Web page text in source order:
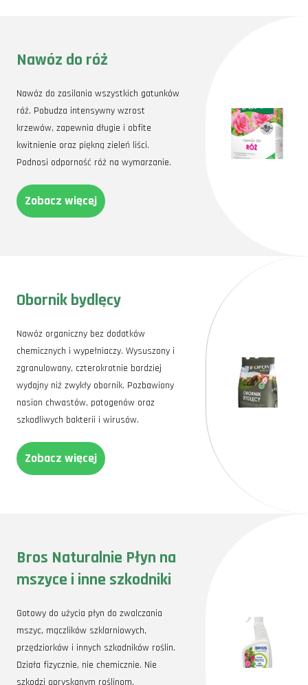
Nawóz do róż
Nawóz do zasilania wszystkich gatunków
róż. Pobudza intensywny wzrost
krzewów, zapewnia długie i obfite
kwitnienie oraz piękną zieleń liści.
Podnosi odporność róż na wymarzanie.
Zobacz więcej
Obornik bydlęcy
Nawóz organiczny bez dodatków
chemicznych i wypełniaczy. Wysuszony i
zgranulowany, czterokrotnie bardziej
wydajny niż zwykły obornik. Pozbawiony
nasion chwastów, patogenów oraz
szkodliwych bakterii i wirusów.
Zobacz więcej
Bros Naturalnie Płyn na
mszyce i inne szkodniki
Gotowy do użycia płyn do zwalczania
mszyc, mączlików szklarniowych,
przędziorków i innych szkodników roślin.
Działa fizycznie, nie chemicznie. Nie